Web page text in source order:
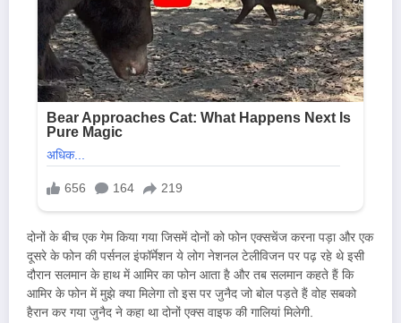
दोनों के बीच एक गेम किया गया जिसमें दोनों को फोन एक्सचेंज करना पड़ा और एक
दूसरे के फोन की पर्सनल इंफॉर्मेशन ये लोग नेशनल टेलीविजन पर पढ़ रहे थे इसी
दौरान सलमान के हाथ में आमिर का फोन आता है और तब सलमान कहते हैं कि
आमिर के फोन में मुझे क्या मिलेगा तो इस पर जुनैद जो बोल पड़ते हैं वोह सबको
हैरान कर गया जुनैद ने कहा था दोनों एक्स वाइफ की गालियां मिलेगी.